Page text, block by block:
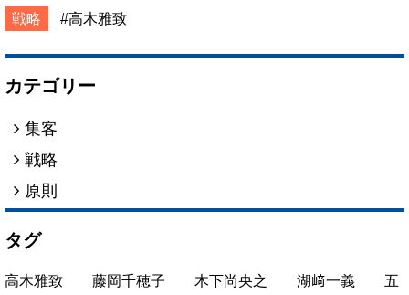
カテゴリー
集客
戦略
原則
タグ
高木雅致 藤岡千穂子 木下尚央之 湖﨑一義 五
戦略
高木雅致